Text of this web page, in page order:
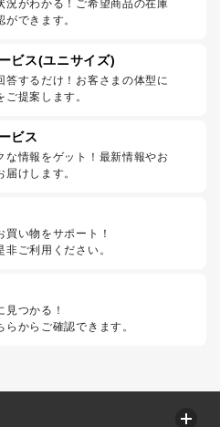
況がわかる！ご希望商品の在庫
できます。
ビス(ユニサイズ)
答するだけ！お客さまの体型に
提案します。
ビス
な情報をゲット！最新情報やお
けします。
い物をサポート！
ご利用ください。
見つかる！
からご確認できます。